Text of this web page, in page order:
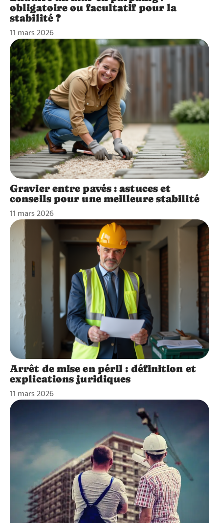
obligatoire ou facultatif pour la
stabilité ?
11 mars 2026
Gravier entre pavés : astuces et
conseils pour une meilleure stabilité
11 mars 2026
Arrêt de mise en péril : définition et
explications juridiques
11 mars 2026